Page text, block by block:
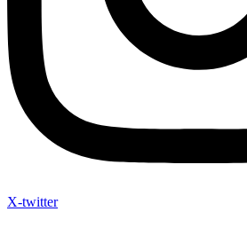
X-twitter